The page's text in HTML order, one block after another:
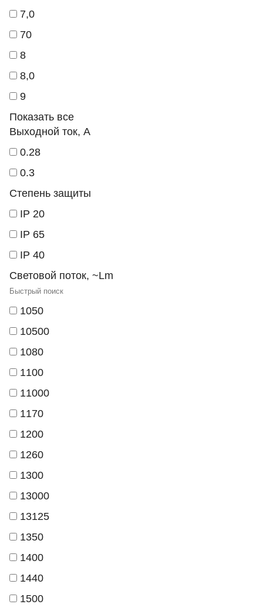
7,0
70
8
8,0
9
Показать все
Выходной ток, А
0.28
0.3
Степень защиты
IP 20
IP 65
IP 40
Световой поток, ~Lm
1050
10500
1080
1100
11000
1170
1200
1260
1300
13000
13125
1350
1400
1440
1500